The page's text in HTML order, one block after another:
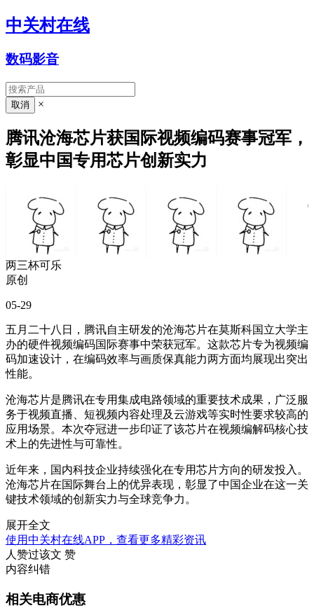
中关村在线
数码影音
×
腾讯沧海芯片获国际视频编码赛事冠军，
彰显中国专用芯片创新实力
两三杯可乐
原创
05-29
五月二十八日，腾讯自主研发的沧海芯片在莫斯科国立大学主
办的硬件视频编码国际赛事中荣获冠军。这款芯片专为视频编
码加速设计，在编码效率与画质保真能力两方面均展现出突出
性能。
沧海芯片是腾讯在专用集成电路领域的重要技术成果，广泛服
务于视频直播、短视频内容处理及云游戏等实时性要求较高的
应用场景。本次夺冠进一步印证了该芯片在视频编解码核心技
术上的先进性与可靠性。
近年来，国内科技企业持续强化在专用芯片方向的研发投入。
沧海芯片在国际舞台上的优异表现，彰显了中国企业在这一关
键技术领域的创新实力与全球竞争力。
展开全文
使用中关村在线APP，查看更多精彩资讯
人赞过该文 赞
内容纠错
相关电商优惠